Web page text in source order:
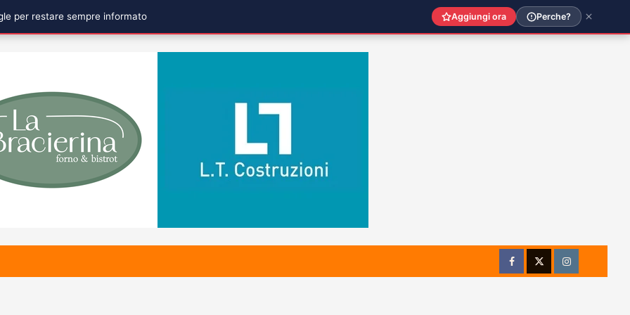
FacebookTwitterInstagram
per restare sempre informato Aggiungi ora Perche?